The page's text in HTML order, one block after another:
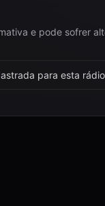
e pode sofrer
para esta